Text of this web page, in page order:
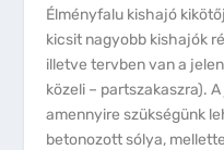
Élményfalu kishajó
kicsit nagyobb kishajók
illetve tervben van a
közeli – partszakaszra).
amennyire szükségünk
betonozott sólya,